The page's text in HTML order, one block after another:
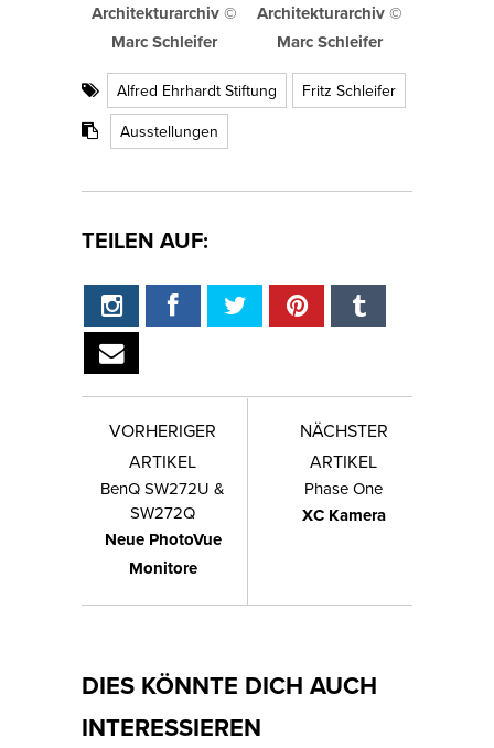
Architekturarchiv ©
Marc Schleifer
Architekturarchiv ©
Marc Schleifer
Alfred Ehrhardt Stiftung
Fritz Schleifer
Ausstellungen
TEILEN AUF:
VORHERIGER
ARTIKEL
BenQ SW272U &
SW272Q
Neue PhotoVue
Monitore
NÄCHSTER
ARTIKEL
Phase One
XC Kamera
DIES KÖNNTE DICH AUCH
INTERESSIEREN